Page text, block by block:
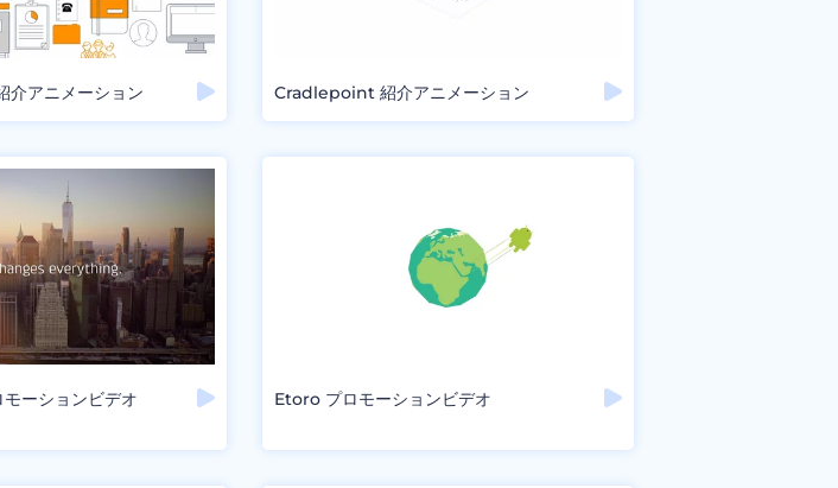
アニメーション Cradlepoint 紹介アニメーション
ーションビデオ Etoro プロモーションビデオ